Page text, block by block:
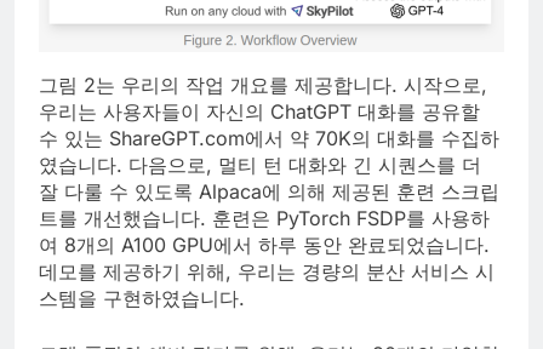
그림 2는 우리의 작업 개요를 제공합니다. 시작으로,
우리는 사용자들이 자신의 ChatGPT 대화를 공유할
수 있는 ShareGPT.com에서 약 70K의 대화를 수집하
였습니다. 다음으로, 멀티 턴 대화와 긴 시퀀스를 더
잘 다룰 수 있도록 Alpaca에 의해 제공된 훈련 스크립
트를 개선했습니다. 훈련은 PyTorch FSDP를 사용하
여 8개의 A100 GPU에서 하루 동안 완료되었습니다.
데모를 제공하기 위해, 우리는 경량의 분산 서비스 시
스템을 구현하였습니다.